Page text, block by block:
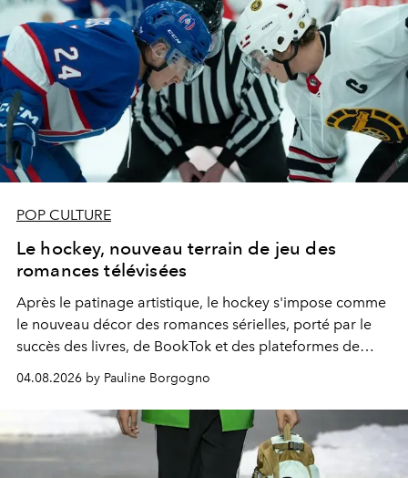
POP CULTURE
Le hockey, nouveau terrain de jeu des
romances télévisées
Après le patinage artistique, le hockey s'impose comme
le nouveau décor des romances sérielles, porté par le
succès des livres, de BookTok et des plateformes de
04.08.2026 by Pauline Borgogno